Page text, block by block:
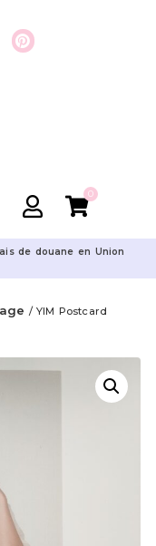
0
de douane en Union
/ YIM Postcard